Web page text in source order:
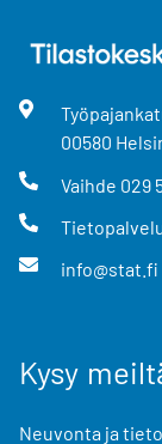
00580
Vaihde 029
info@stat.fi
Kysy
Neuvonta ja